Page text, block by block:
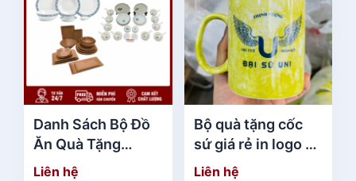
Danh Sách Bộ Đồ
Ăn Quà Tặng
DSQTMK08
Liên hệ
Bộ quà tặng cốc
sứ giá rẻ in logo 2
mặt kèm hộp đẹp
Liên hệ